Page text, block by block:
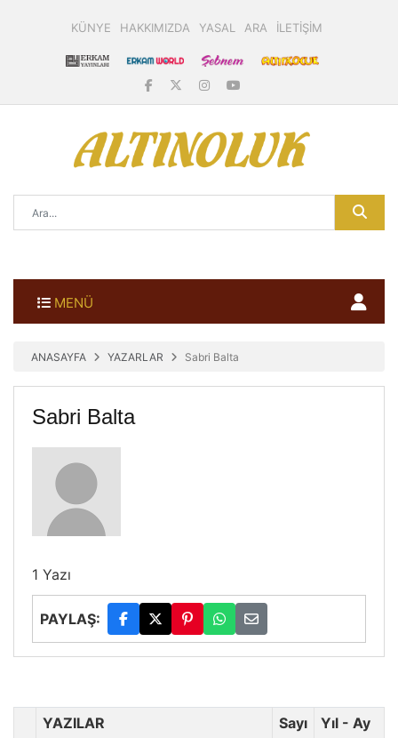
KÜNYE HAKKIMIZDA YASAL ARA İLETİŞİM
MENÜ
ANASAYFA YAZARLAR Sabri Balta
Sabri Balta
1 Yazı
PAYLAŞ:
YAZILAR Sayı
Yıl - Ay